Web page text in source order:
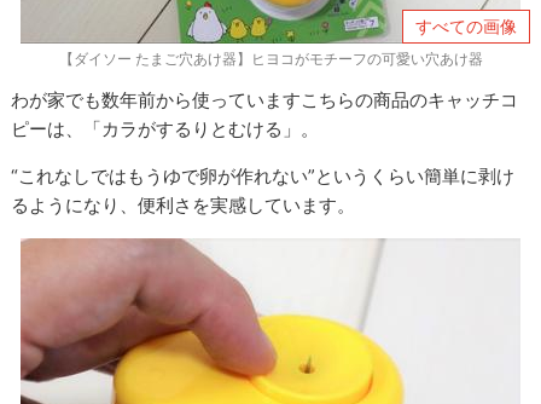
すべての画像
【ダイソー たまご穴あけ器】ヒヨコがモチーフの可愛い穴あけ器
わが家でも数年前から使っていますこちらの商品のキャッチコ
ピーは、「カラがするりとむける」。
“これなしではもうゆで卵が作れない”というくらい簡単に剥け
るようになり、便利さを実感しています。